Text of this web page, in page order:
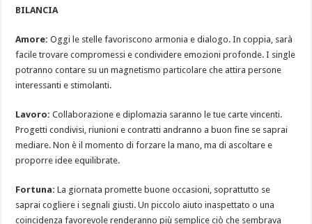
BILANCIA
Amore: Oggi le stelle favoriscono armonia e dialogo. In coppia, sarà
facile trovare compromessi e condividere emozioni profonde. I single
potranno contare su un magnetismo particolare che attira persone
interessanti e stimolanti.
Lavoro: Collaborazione e diplomazia saranno le tue carte vincenti.
Progetti condivisi, riunioni e contratti andranno a buon fine se saprai
mediare. Non è il momento di forzare la mano, ma di ascoltare e
proporre idee equilibrate.
Fortuna: La giornata promette buone occasioni, soprattutto se
saprai cogliere i segnali giusti. Un piccolo aiuto inaspettato o una
coincidenza favorevole renderanno più semplice ciò che sembrava